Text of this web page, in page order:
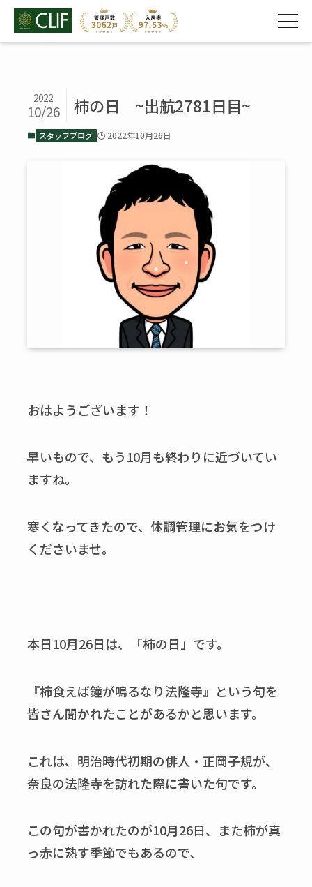
柿の日 ~出航2781日目~
2022
10/26
スタッフブログ 2022年10月26日
おはようございます！
早いもので、もう10月も終わりに近づいてい
ますね。
寒くなってきたので、体調管理にお気をつけ
くださいませ。
本日10月26日は、「柿の日」です。
『柿食えば鐘が鳴るなり法隆寺』という句を
皆さん聞かれたことがあるかと思います。
これは、明治時代初期の俳人・正岡子規が、
奈良の法隆寺を訪れた際に書いた句です。
この句が書かれたのが10月26日、また柿が真
っ赤に熟す季節でもあるので、